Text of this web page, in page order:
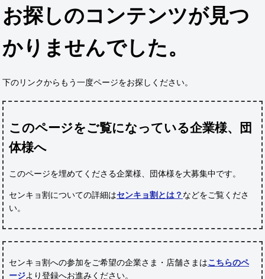
お探しのコンテンツが見つ
かりませんでした。
下のリンクからもう一度ページをお探しください。
このページをご覧になっている企業様、団
体様へ
このページを埋めてくださる企業様、団体様を大募集中です。
センキョ割についての詳細はセンキョ割とは？ などをご覧くださ
い。
センキョ割への参加をご希望の企業さま・店舗さまはこちらのペ
ージより登録へお進みください。